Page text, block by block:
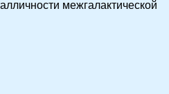
межгалактической